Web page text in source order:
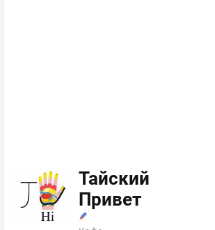
Тайский
Привет